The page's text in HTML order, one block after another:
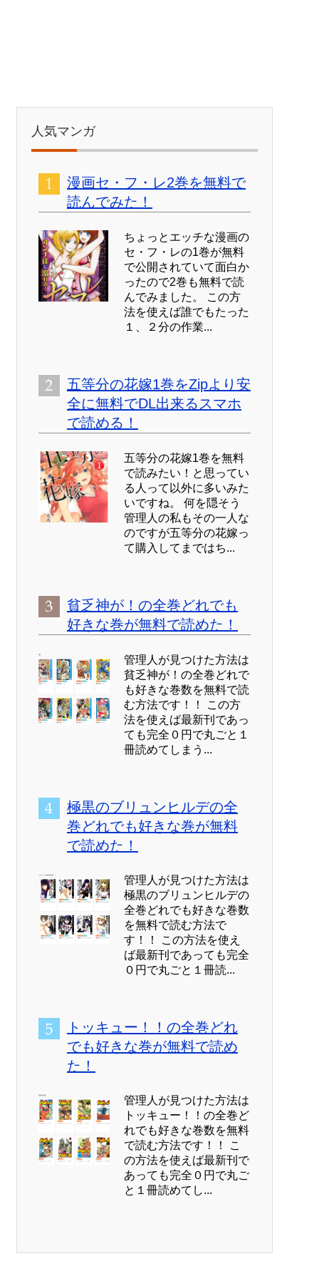
人気マンガ
漫画セ・フ・レ2巻を無料で
読んでみた！
ちょっとエッチな漫画の
セ・フ・レの1巻が無料
で公開されていて面白か
ったので2巻も無料で読
んでみました。 この方
法を使えば誰でもたった
１、２分の作業...
五等分の花嫁1巻をZipより安
全に無料でDL出来るスマホ
で読める！
五等分の花嫁1巻を無料
で読みたい！と思ってい
る人って以外に多いみた
いですね。 何を隠そう
管理人の私もその一人な
のですが五等分の花嫁っ
て購入してまではち...
貧乏神が！の全巻どれでも
好きな巻が無料で読めた！
管理人が見つけた方法は
貧乏神が！の全巻どれで
も好きな巻数を無料で読
む方法です！！ この方
法を使えば最新刊であっ
ても完全０円で丸ごと１
冊読めてしまう...
極黒のブリュンヒルデの全
巻どれでも好きな巻が無料
で読めた！
管理人が見つけた方法は
極黒のブリュンヒルデの
全巻どれでも好きな巻数
を無料で読む方法で
す！！ この方法を使え
ば最新刊であっても完全
０円で丸ごと１冊読...
トッキュー！！の全巻どれ
でも好きな巻が無料で読め
た！
管理人が見つけた方法は
トッキュー！！の全巻ど
れでも好きな巻数を無料
で読む方法です！！ こ
の方法を使えば最新刊で
あっても完全０円で丸ご
と１冊読めてし...